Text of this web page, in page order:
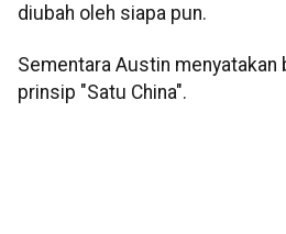
diubah oleh siapa pun.
Sementara Austin menyatakan
prinsip "Satu China".